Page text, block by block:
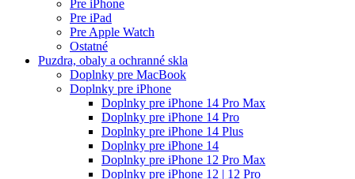
Pre iPhone
Pre iPad
Pre Apple Watch
Ostatné
Puzdra, obaly a ochranné skla
Doplnky pre MacBook
Doplnky pre iPhone
Doplnky pre iPhone 14 Pro Max
Doplnky pre iPhone 14 Pro
Doplnky pre iPhone 14 Plus
Doplnky pre iPhone 14
Doplnky pre iPhone 12 Pro Max
Doplnky pre iPhone 12 | 12 Pro